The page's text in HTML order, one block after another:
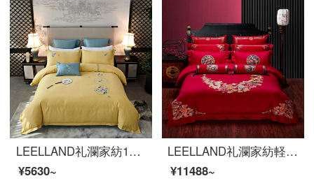
LEELLAND礼瀾家紡100本の新しい中国式刺繍の全綿研毛ベッドの上に4つのセットの純綿を厚くして保温ベッド用品セットの瑾姀赋1.8-2.0メートルベッド/220*240 cm布団カバー
¥5630~
LEELLAND礼瀾家紡軽奢新中国式刺繍結婚式大紅結婚式ベッド用品四点セットのハイエンド100本の全綿ベッド品多点セットの円満な縁結び四点セット1.8-2.0メートルベッド/220*240 cm
¥11488~